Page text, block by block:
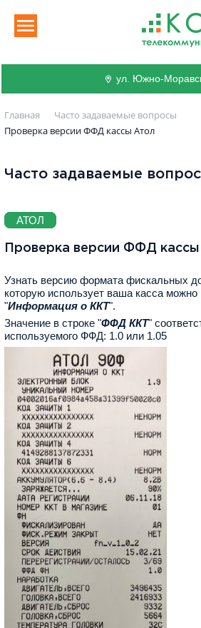
ул. Южно-
Главная
Часто задаваемые вопросы
Проверка версии ФФД кассы Атол
Часто задаваемые
АТОЛ
Проверка версии ФФД
Узнать версию формата фискальных
которую использует ваша касса можно
"Информация о ККТ".
Значение в строке "ФФД ККТ"
используемого ФФД: 1.0 или 1.05